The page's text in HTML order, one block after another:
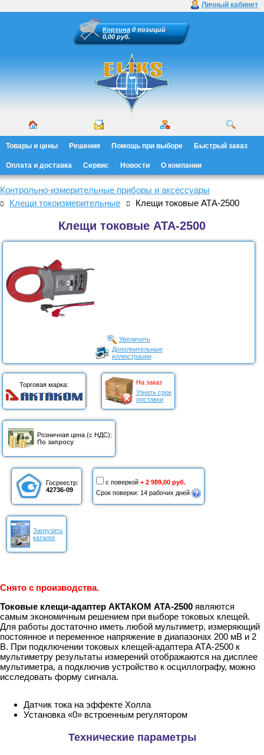
Личный кабинет
Корзина 0 позиций
0,00 руб.
Товары и цены Решения Помощь при выборе Быстрый заказ
Оплата и доставка Сервис Новости О компании
Контрольно-измерительные приборы и аксессуары
Клещи токоизмерительные
Клещи токовые АТА-2500
Клещи токовые АТА-2500
Увеличить
Дополнительные
иллюстрации
Торговая марка:
На заказ
Узнать срок
поставки
Розничная цена (с НДС):
По запросу
Госреестр:
42736-09
с поверкой + 2 989,00 руб.
Срок поверки: 14 рабочих дней
Загрузить
каталог
Снято с производства.
Токовые клещи-адаптер АКТАКОМ АТА-2500 являются
самым экономичным решением при выборе токовых клещей.
Для работы достаточно иметь любой мультиметр, измеряющий
постоянное и переменное напряжение в диапазонах 200 мВ и 2
В. При подключении токовых клещей-адаптера АТА-2500 к
мультиметру результаты измерений отображаются на дисплее
мультиметра, а подключив устройство к осциллографу, можно
исследовать форму сигнала.
Датчик тока на эффекте Холла
Установка «0» встроенным регулятором
Технические параметры